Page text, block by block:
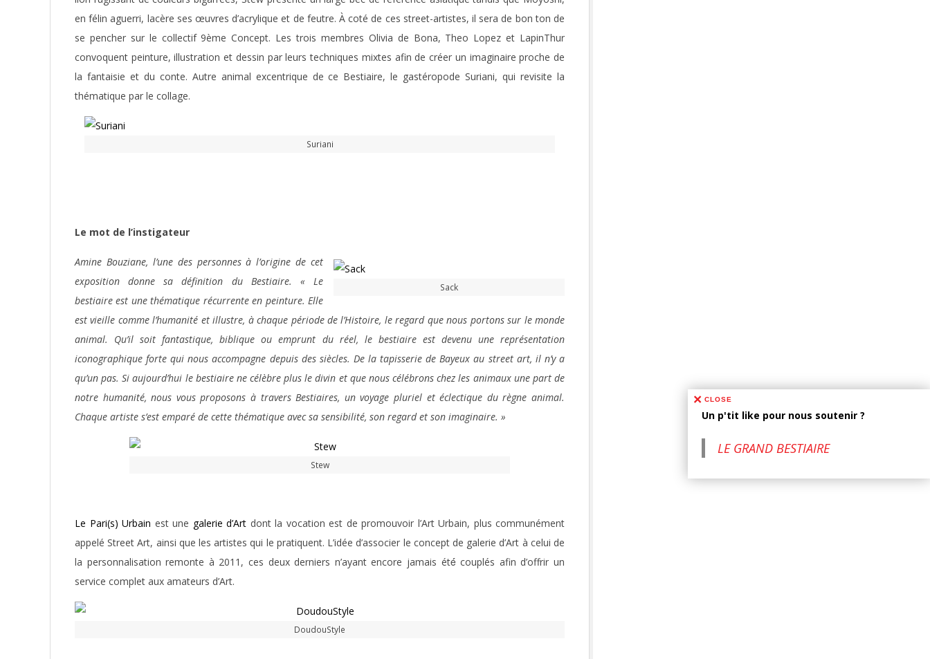
CLOSE
Un p'tit like pour nous soutenir ?
LE GRAND BESTIAIRE
en félin aguerri, lacère ses œuvres d’acrylique et de feutre. À coté de ces street-artistes, il sera de bon ton de
se pencher sur le collectif 9ème Concept. Les trois membres Olivia de Bona, Theo Lopez et LapinThur
convoquent peinture, illustration et dessin par leurs techniques mixtes afin de créer un imaginaire proche de
la fantaisie et du conte. Autre animal excentrique de ce Bestiaire, le gastéropode Suriani, qui revisite la
thématique par le collage.
Suriani
Le mot de l’instigateur
Sack
Amine Bouziane, l’une des personnes à l’origine de cet
exposition donne sa définition du Bestiaire. « Le
bestiaire est une thématique récurrente en peinture. Elle
est vieille comme l’humanité et illustre, à chaque période de l’Histoire, le regard que nous portons sur le monde
animal. Qu’il soit fantastique, biblique ou emprunt du réel, le bestiaire est devenu une représentation
iconographique forte qui nous accompagne depuis des siècles. De la tapisserie de Bayeux au street art, il n’y a
qu’un pas. Si aujourd’hui le bestiaire ne célèbre plus le divin et que nous célébrons chez les animaux une part de
notre humanité, nous vous proposons à travers Bestiaires, un voyage pluriel et éclectique du règne animal.
Chaque artiste s’est emparé de cette thématique avec sa sensibilité, son regard et son imaginaire. »
Stew
Le Pari(s) Urbain est une galerie d’Art dont la vocation est de promouvoir l’Art Urbain, plus communément
appelé Street Art, ainsi que les artistes qui le pratiquent. L’idée d’associer le concept de galerie d’Art à celui de
la personnalisation remonte à 2011, ces deux derniers n’ayant encore jamais été́ couplés afin d’offrir un
service complet aux amateurs d’Art.
DoudouStyle